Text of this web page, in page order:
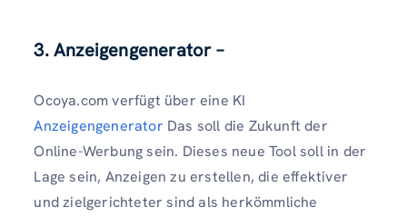
3. Anzeigengenerator –
Ocoya.com verfügt über eine KI
Anzeigengenerator Das soll die Zukunft der
Online-Werbung sein. Dieses neue Tool soll in der
Lage sein, Anzeigen zu erstellen, die effektiver
und zielgerichteter sind als herkömmliche